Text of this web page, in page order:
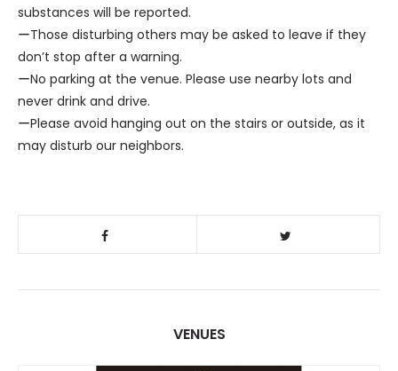
substances will be reported.
ーThose disturbing others may be asked to leave if they
don’t stop after a warning.
ーNo parking at the venue. Please use nearby lots and
never drink and drive.
ーPlease avoid hanging out on the stairs or outside, as it
may disturb our neighbors.
VENUES